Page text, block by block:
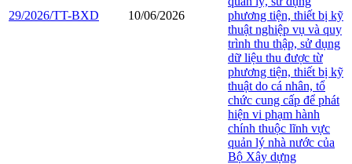
29/2026/TT-BXD 10/06/2026
phương tiện, thiết bị kỹ
thuật nghiệp vụ và quy
trình thu thập, sử dụng
dữ liệu thu được từ
phương tiện, thiết bị kỹ
thuật do cá nhân, tổ
chức cung cấp để phát
hiện vi phạm hành
chính thuộc lĩnh vực
quản lý nhà nước của
Bộ Xây dựng